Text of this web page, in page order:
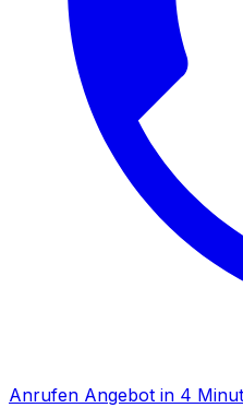
Anrufen Angebot in 4